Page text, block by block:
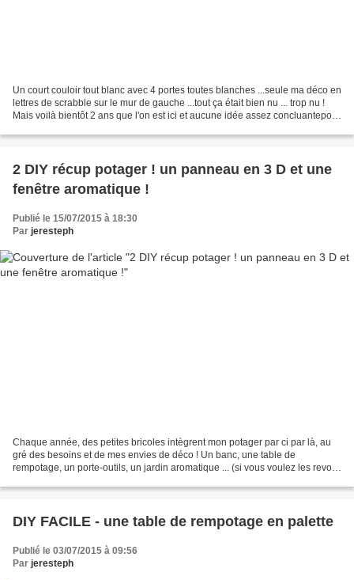
Un court couloir tout blanc avec 4 portes toutes blanches ...seule ma déco en
lettres de scrabble sur le mur de gauche ...tout ça était bien nu ... trop nu !
Mais voilà bientôt 2 ans que l'on est ici et aucune idée assez concluantepour
2 DIY récup potager ! un panneau en 3 D et une
fenêtre aromatique !
Publié le 15/07/2015 à 18:30
Par jeresteph
Chaque année, des petites bricoles intègrent mon potager par ci par là, au
gré des besoins et de mes envies de déco ! Un banc, une table de
rempotage, un porte-outils, un jardin aromatique ... (si vous voulez les revoir,
DIY FACILE - une table de rempotage en palette
Publié le 03/07/2015 à 09:56
Par jeresteph